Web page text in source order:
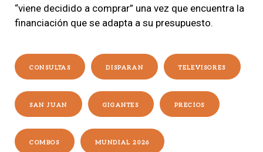
“viene decidido a comprar” una vez que encuentra la
financiación que se adapta a su presupuesto.
CONSULTAS DISPARAN TELEVISORES
SAN JUAN GIGANTES PRECIOS
COMBOS MUNDIAL 2026